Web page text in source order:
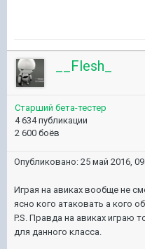
__Flesh_
Старший бета-тестер
4 634 публикации
2 600 боёв
Опубликовано: 25 май 2016,
Играя на авиках вообще не
ясно кого атаковать а кого
P.S. Правда на авиках играю
для данного класса.